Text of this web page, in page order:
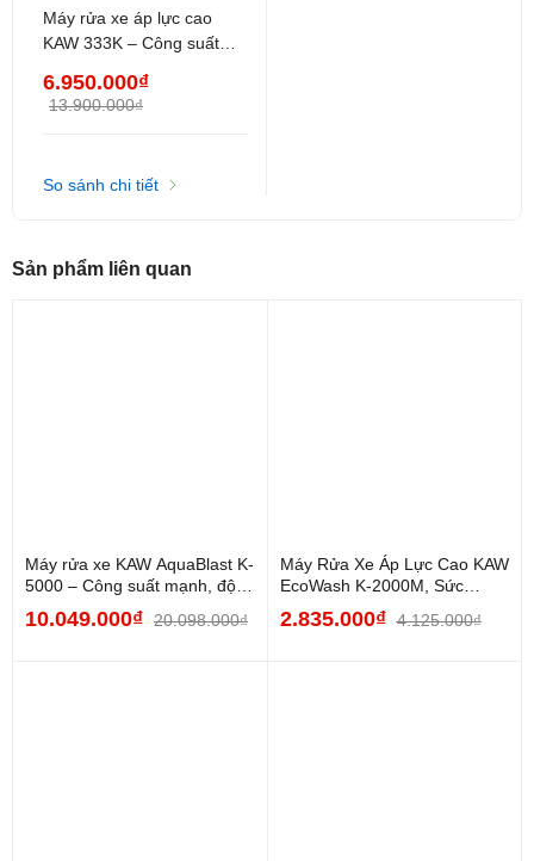
Máy rửa xe áp lực cao
KAW 333K – Công suất
6.950.000₫
13.900.000₫
So sánh chi tiết
Sản phẩm liên quan
Máy rửa xe KAW AquaBlast K-
5000 – Công suất mạnh, độ
bền cao, giá cực...
10.049.000₫ 20.098.000₫
Máy Rửa Xe Áp Lực Cao KAW
EcoWash K-2000M, Sức
Mạnh Vượt Trội, Dễ Sử...
2.835.000₫ 4.125.000₫